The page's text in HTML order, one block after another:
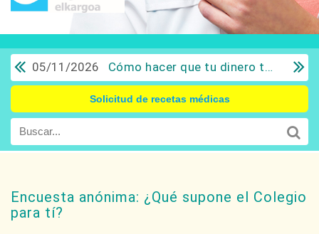
05/11/2026 Cómo hacer que tu dinero trabaje para ti: Del ahorro a la inversión con sentido común.
Solicitud de recetas médicas
Encuesta anónima: ¿Qué supone el Colegio
para tí?